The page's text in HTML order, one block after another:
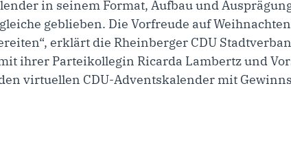
in seinem Format, Aufbau und
geblieben. Die Vorfreude auf
erklärt die Rheinberger CDU
ihrer Parteikollegin Ricarda Lambertz und
virtuellen CDU-Adventskalender mit